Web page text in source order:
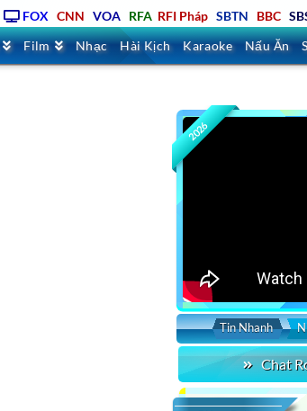
FOX CNN VOA RFA RFI Pháp SBTN BBC
Film Nhạc Hài Kịch Karaoke Nấu Ăn
2026
Tin Nhanh
Chat